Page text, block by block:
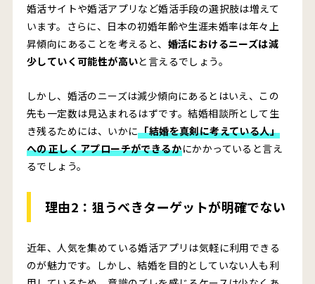
婚活サイトや婚活アプリなど婚活手段の選択肢は増えて
います。さらに、日本の初婚年齢や生涯未婚率は年々上
昇傾向にあることを考えると、 婚活におけるニーズは減
少していく可能性が高いと言えるでしょう。
しかし、婚活のニーズは減少傾向にあるとはいえ、この
先も一定数は見込まれるはずです。結婚相談所として生
き残るためには、いかに「結婚を真剣に考えている人」
への正しくアプローチができるかにかかっていると言え
るでしょう。
理由2： 狙うべきターゲットが明確でない
近年、人気を集めている婚活アプリは気軽に利用できる
のが魅力です。しかし、結婚を目的としていない人も利